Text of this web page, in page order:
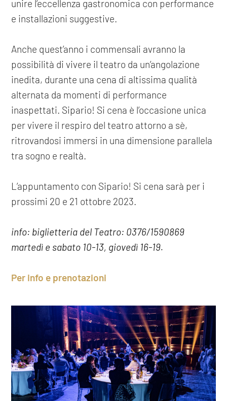
unire l’eccellenza gastronomica con performance
e installazioni suggestive.
Anche quest’anno i commensali avranno la
possibilità di vivere il teatro da un’angolazione
inedita, durante una cena di altissima qualità
alternata da momenti di performance
inaspettati. Sipario! Si cena è l’occasione unica
per vivere il respiro del teatro attorno a sè,
ritrovandosi immersi in una dimensione parallela
tra sogno e realtà.
L’appuntamento con Sipario! Si cena sarà per i
prossimi 20 e 21 ottobre 2023.
info: biglietteria del Teatro: 0376/1590869
martedì e sabato 10-13, giovedì 16-19.
Per info e prenotazioni